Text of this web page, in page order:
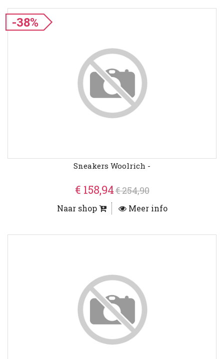
-38%
Sneakers Woolrich -
€ 158,94€ 254,90
Naar shop Meer info